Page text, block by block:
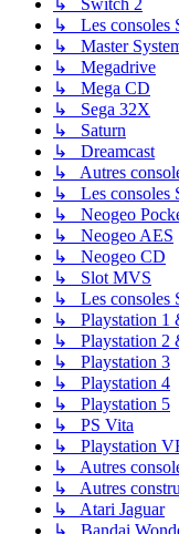
↳ Switch 2
↳ Les consoles
↳ Master
↳ Megadrive
↳ Mega CD
↳ Sega 32X
↳ Saturn
↳ Dreamcast
↳ Autres
↳ Les consoles
↳ Neogeo
↳ Neogeo AES
↳ Neogeo CD
↳ Slot MVS
↳ Les consoles
↳ Playstation 1
↳ Playstation 2
↳ Playstation 3
↳ Playstation 4
↳ Playstation 5
↳ PS Vita
↳ Playstation
↳ Autres
↳ Autres
↳ Atari Jaguar